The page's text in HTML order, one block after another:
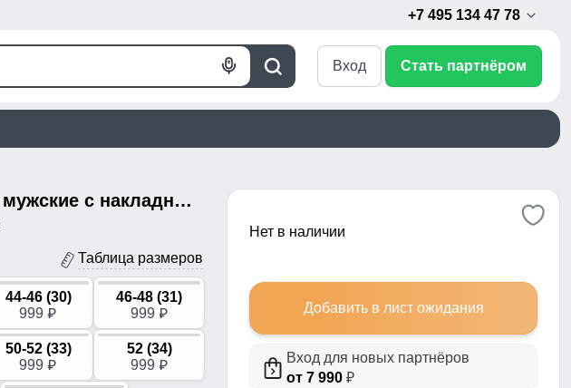
+7 495 134 47 78
Поиск
Голосовой
Вход Стать партнёром
Джинсы карго мужские с накладными карманами темно-синего цвета 2417TS
Таблица размеров
44-46 (30)
999 p
46-48 (31)
999 p
50-52 (33)
999 p
52 (34)
999 p
Нет в наличии
Добавить в лист ожидания
Вход для новых партнёров
от 7 990 ₽